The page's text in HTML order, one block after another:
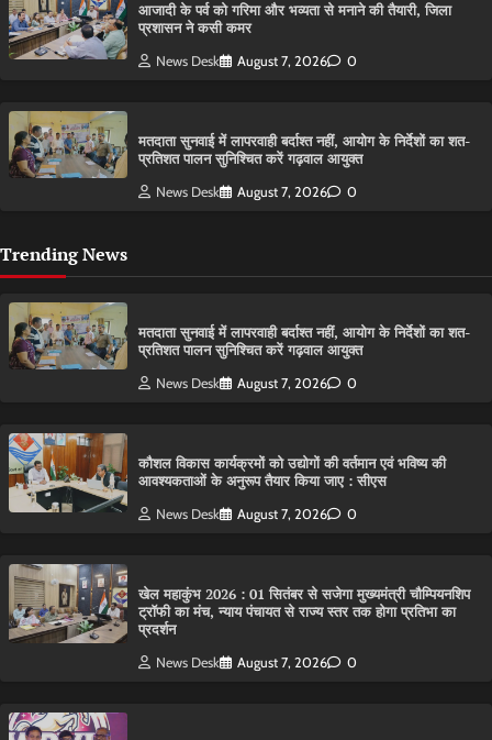
आजादी के पर्व को गरिमा और भव्यता से मनाने की तैयारी, जिला
प्रशासन ने कसी कमर
News Desk August 7, 2026 0
मतदाता सुनवाई में लापरवाही बर्दाश्त नहीं, आयोग के निर्देशों का शत-
प्रतिशत पालन सुनिश्चित करें गढ़वाल आयुक्त
News Desk August 7, 2026 0
Trending News
मतदाता सुनवाई में लापरवाही बर्दाश्त नहीं, आयोग के निर्देशों का शत-
प्रतिशत पालन सुनिश्चित करें गढ़वाल आयुक्त
News Desk August 7, 2026 0
कौशल विकास कार्यक्रमों को उद्योगों की वर्तमान एवं भविष्य की
आवश्यकताओं के अनुरूप तैयार किया जाए : सीएस
News Desk August 7, 2026 0
खेल महाकुंभ 2026 : 01 सितंबर से सजेगा मुख्यमंत्री चौम्पियनशिप
ट्रॉफी का मंच, न्याय पंचायत से राज्य स्तर तक होगा प्रतिभा का
प्रदर्शन
News Desk August 7, 2026 0